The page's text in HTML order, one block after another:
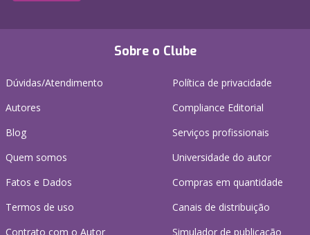
Sobre o Clube
Dúvidas/Atendimento
Autores
Blog
Quem somos
Fatos e Dados
Termos de uso
Contrato com o Autor
Política de privacidade
Compliance Editorial
Serviços profissionais
Universidade do autor
Compras em quantidade
Canais de distribuição
Simulador de publicação